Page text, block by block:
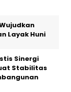
Layak Huni
Sinergi
Stabilitas